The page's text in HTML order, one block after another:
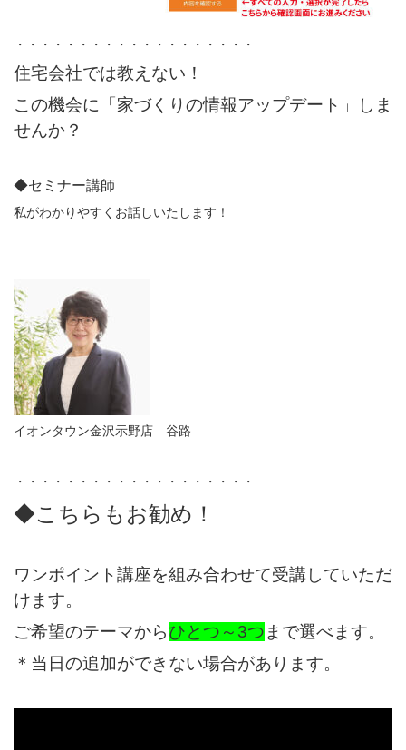
・・・・・・・・・・・・・・・・・・・
住宅会社では教えない！
この機会に「家づくりの情報アップデート」しま
せんか？
◆セミナー講師
私がわかりやすくお話しいたします！
イオンタウン金沢示野店 谷路
・・・・・・・・・・・・・・・・・・・
◆こちらもお勧め！
ワンポイント講座を組み合わせて受講していただ
けます。
ご希望のテーマからひとつ～3つ まで選べます。
＊当日の追加ができない場合があります。